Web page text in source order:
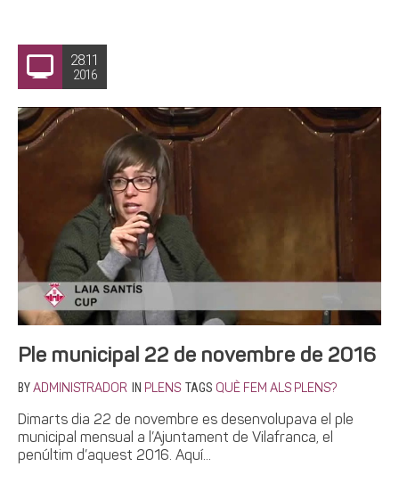
28.11
2016
Ple municipal 22 de novembre de 2016
BY ADMINISTRADOR IN PLENS TAGS QUÈ FEM ALS PLENS?
Dimarts dia 22 de novembre es desenvolupava el ple
municipal mensual a l’Ajuntament de Vilafranca, el
penúltim d’aquest 2016. Aquí...